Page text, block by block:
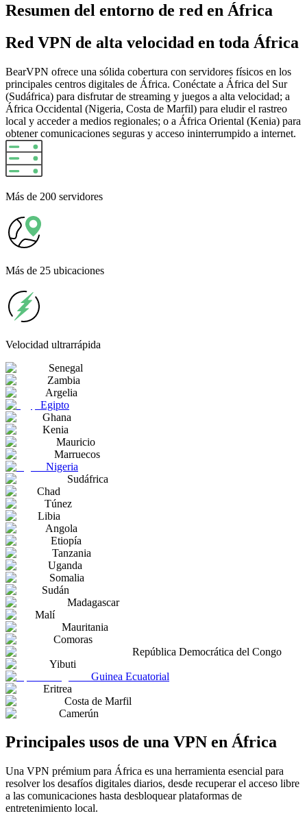
Resumen del entorno de red en África
Red VPN de alta velocidad en toda África
BearVPN ofrece una sólida cobertura con servidores físicos en los
principales centros digitales de África. Conéctate a África del Sur
(Sudáfrica) para disfrutar de streaming y juegos a alta velocidad; a
África Occidental (Nigeria, Costa de Marfil) para eludir el rastreo
local y acceder a medios regionales; o a África Oriental (Kenia) para
obtener comunicaciones seguras y acceso ininterrumpido a internet.
Más de 200 servidores
Más de 25 ubicaciones
Velocidad ultrarrápida
Senegal
Zambia
Argelia
Egipto
Ghana
Kenia
Mauricio
Marruecos
Nigeria
Sudáfrica
Chad
Túnez
Libia
Angola
Etiopía
Tanzania
Uganda
Somalia
Sudán
Madagascar
Malí
Mauritania
Comoras
República Democrática del Congo
Yibuti
Guinea Ecuatorial
Eritrea
Costa de Marfil
Camerún
Principales usos de una VPN en África
Una VPN prémium para África es una herramienta esencial para
resolver los desafíos digitales diarios, desde recuperar el acceso libre
a las comunicaciones hasta desbloquear plataformas de
entretenimiento local.